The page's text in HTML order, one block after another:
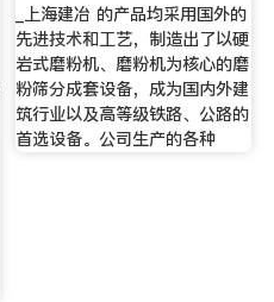
_上海建冶 的产品均采用国外的
先进技术和工艺，制造出了以硬
岩式磨粉机、磨粉机为核心的磨
粉筛分成套设备，成为国内外建
筑行业以及高等级铁路、公路的
首选设备。公司生产的各种